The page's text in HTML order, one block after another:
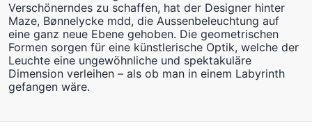
Verschönerndes zu schaffen, hat der Designer hinter
Maze, Bønnelycke mdd, die Aussenbeleuchtung auf
eine ganz neue Ebene gehoben. Die geometrischen
Formen sorgen für eine künstlerische Optik, welche der
Leuchte eine ungewöhnliche und spektakuläre
Dimension verleihen – als ob man in einem Labyrinth
gefangen wäre.